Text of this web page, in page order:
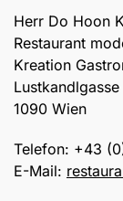
Herr Do Hoon
Restaurant
Kreation
1090 Wien
Telefon: +43
E-Mail: